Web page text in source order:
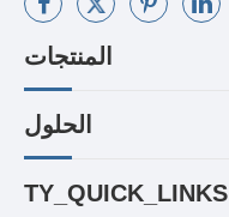
المنتجات
الحلول
TY_QUICK_LINKS